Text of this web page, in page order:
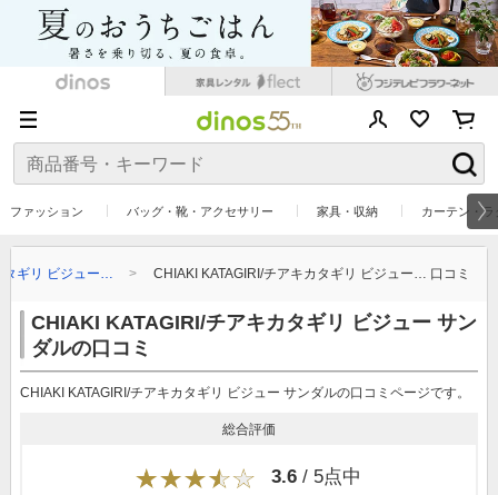
ファッション バッグ・靴・アクセサリー 家具・収納 カーテン・
タギリ ビジュー… CHIAKI KATAGIRI/チアキカタギリ ビジュー… 口コミ
CHIAKI KATAGIRI/チアキカタギリ ビジュー サン
ダルの口コミ
CHIAKI KATAGIRI/チアキカタギリ ビジュー サンダルの口コミページです。
総合評価
3.6 / 5点中